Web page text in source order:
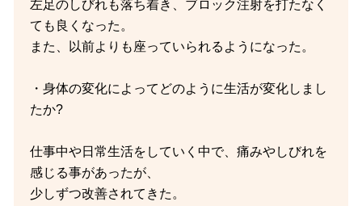
左足のしびれも落ち着き、ブロック注射を打たなく
ても良くなった。
また、以前よりも座っていられるようになった。
・身体の変化によってどのように生活が変化しまし
たか?
仕事中や日常生活をしていく中で、痛みやしびれを
感じる事があったが、
少しずつ改善されてきた。